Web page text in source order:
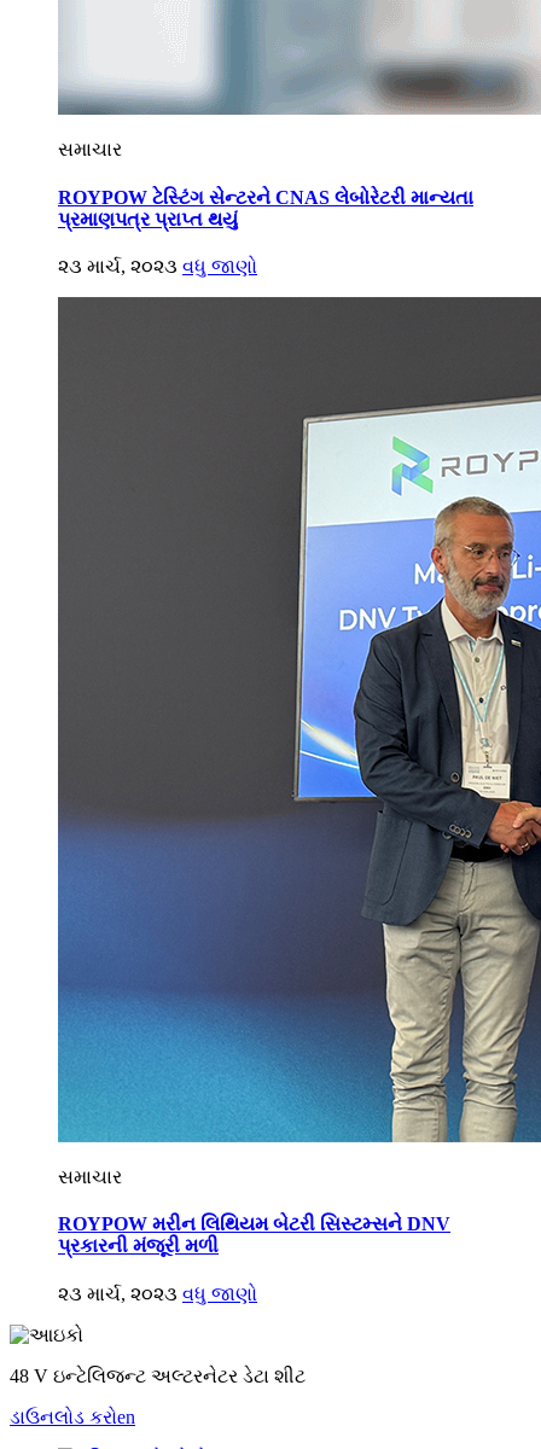
સમાચાર
ROYPOW ટેસ્ટિંગ સેન્ટરને CNAS લેબોરેટરી માન્યતા
પ્રમાણપત્ર પ્રાપ્ત થયું
૨૩ માર્ચ, ૨૦૨૩ વધુ જાણો
સમાચાર
ROYPOW મરીન લિથિયમ બેટરી સિસ્ટમ્સને DNV
પ્રકારની મંજૂરી મળી
૨૩ માર્ચ, ૨૦૨૩ વધુ જાણો
48 V ઇન્ટેલિજન્ટ અલ્ટરનેટર ડેટા શીટ
ડાઉનલોડ કરોen